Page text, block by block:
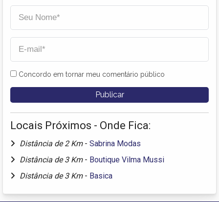
Concordo em tornar meu comentário público
Locais Próximos - Onde Fica:
Distância de 2 Km - Sabrina Modas
Distância de 3 Km - Boutique Vilma Mussi
Distância de 3 Km - Basica